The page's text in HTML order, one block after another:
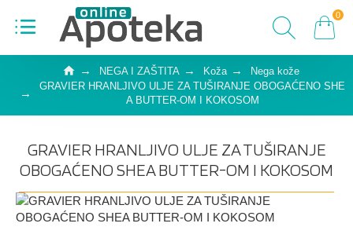
0
NEGA I ZAŠTITA Koža
Nega kože
GRAVIER HRANLJIVO ULJE ZA TUŠIRANJE OBOGAĆENO SHE
A BUTTER-OM I KOKOSOM
GRAVIER HRANLJIVO ULJE ZA TUŠIRANJE
OBOGAĆENO SHEA BUTTER-OM I KOKOSOM